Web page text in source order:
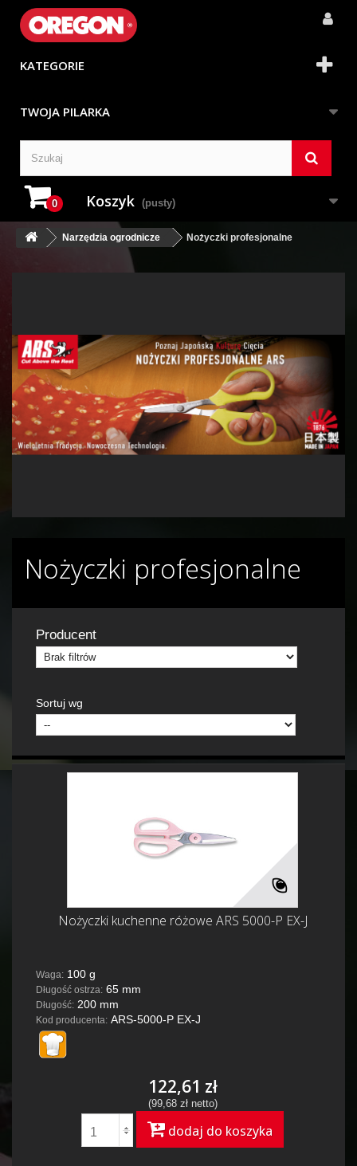
KATEGORIE
TWOJA PILARKA
0 Koszyk (pusty)
Narzędzia ogrodnicze Nożyczki profesjonalne
Nożyczki profesjonalne
Producent
Sortuj wg
Nożyczki kuchenne różowe ARS 5000-P EX-J
Waga: 100 g
Długość ostrza: 65 mm
Długość: 200 mm
Kod producenta: ARS-5000-P EX-J
122,61 zł
(99,68 zł netto)
dodaj do koszyka